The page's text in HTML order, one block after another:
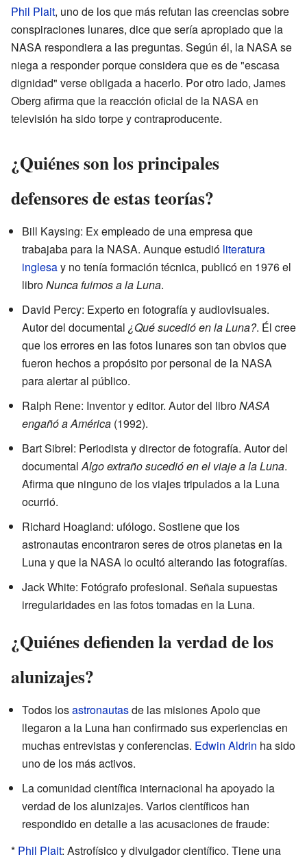
Phil Plait, uno de los que más refutan las creencias sobre
conspiraciones lunares, dice que sería apropiado que la
NASA respondiera a las preguntas. Según él, la NASA se
niega a responder porque considera que es de "escasa
dignidad" verse obligada a hacerlo. Por otro lado, James
Oberg afirma que la reacción oficial de la NASA en
televisión ha sido torpe y contraproducente.
¿Quiénes son los principales
defensores de estas teorías?
Bill Kaysing: Ex empleado de una empresa que
trabajaba para la NASA. Aunque estudió literatura
inglesay no tenía formación técnica, publicó en 1976 el
libroNunca fuimos a la Luna.
David Percy: Experto en fotografía y audiovisuales.
Autor del documental ¿Qué sucedió en la Luna?. Él cree
que los errores en las fotos lunares son tan obvios que
fueron hechos a propósito por personal de la NASA
para alertar al público.
Ralph Rene: Inventor y editor. Autor del libroNASA
engañó a América (1992).
Bart Sibrel: Periodista y director de fotografía. Autor del
documental Algo extraño sucedió en el viaje a la Luna.
Afirma que ninguno de los viajes tripulados a la Luna
ocurrió.
Richard Hoagland: ufólogo. Sostiene que los
astronautas encontraron seres de otros planetas en la
Luna y que la NASA lo ocultó alterando las fotografías.
Jack White: Fotógrafo profesional. Señala supuestas
irregularidades en las fotos tomadas en la Luna.
¿Quiénes defienden la verdad de los
alunizajes?
Todos losastronautasde las misiones Apolo que
llegaron a la Luna han confirmado sus experiencias en
muchas entrevistas y conferencias. Edwin Aldrin ha sido
uno de los más activos.
La comunidad científica internacional ha apoyado la
verdad de los alunizajes. Varios científicos han
respondido en detalle a las acusaciones de fraude:
* Phil Plait: Astrofísico y divulgador científico. Tiene una